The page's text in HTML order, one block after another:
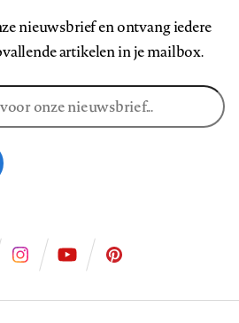
nieuwsbrief en ontvang iedere
artikelen in je mailbox.
ons
ons
ons